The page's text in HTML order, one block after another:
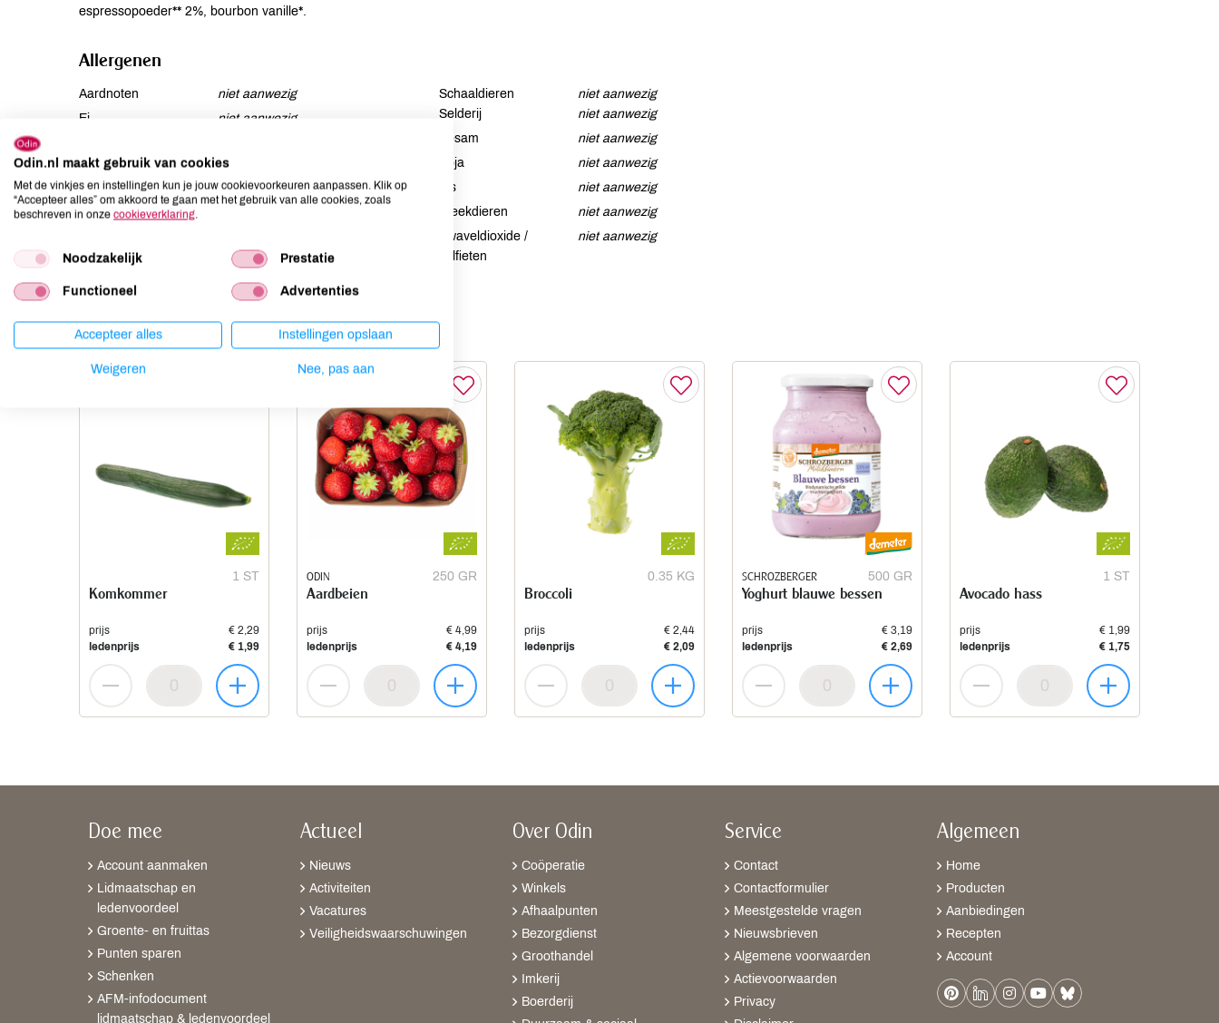
espressopoeder** 2%, bourbon vanille*.
Allergenen
Aardnoten
niet aanwezig
Ei
niet aanwezig
Lactose
aanwezig
Lupine
niet aanwezig
Mosterd
Schaaldieren
niet aanwezig
Selderij
niet aanwezig
Sesam
niet aanwezig
Soja
niet aanwezig
Vis
niet aanwezig
Weekdieren
niet aanwezig
Zwaveldioxide /
sulfieten
niet aanwezig
Anderen kochten ook
1 ST
Komkommer
prijs
€ 2,29
ledenprijs
€ 1,99
ODIN 250 GR
Aardbeien
prijs
€ 4,99
ledenprijs
€ 4,19
0.35 KG
Broccoli
prijs
€ 2,44
ledenprijs
€ 2,09
SCHROZBERGER 500 GR
Yoghurt blauwe bessen
prijs
€ 3,19
ledenprijs
€ 2,69
1 ST
Avocado hass
prijs
€ 1,99
ledenprijs
€ 1,75
Doe mee
Account aanmaken
Lidmaatschap en
ledenvoordeel
Groente- en fruittas
Punten sparen
Schenken
AFM-infodocument
lidmaatschap & ledenvoordeel
Actueel
Nieuws
Activiteiten
Vacatures
Veiligheidswaarschuwingen
Over Odin
Coöperatie
Winkels
Afhaalpunten
Bezorgdienst
Groothandel
Imkerij
Boerderij
Service
Contact
Contactformulier
Meestgestelde vragen
Nieuwsbrieven
Algemene voorwaarden
Actievoorwaarden
Privacy
Algemeen
Home
Producten
Aanbiedingen
Recepten
Account
Odin.nl maakt gebruik van cookies
Met de vinkjes en instellingen kun je jouw cookievoorkeuren aanpassen. Klik op
“Accepteer alles” om akkoord te gaan met het gebruik van alle cookies, zoals
beschreven in onze cookieverklaring.
Noodzakelijk Prestatie
Functioneel Advertenties
Accepteer alles Instellingen opslaan
Weigeren Nee, pas aan